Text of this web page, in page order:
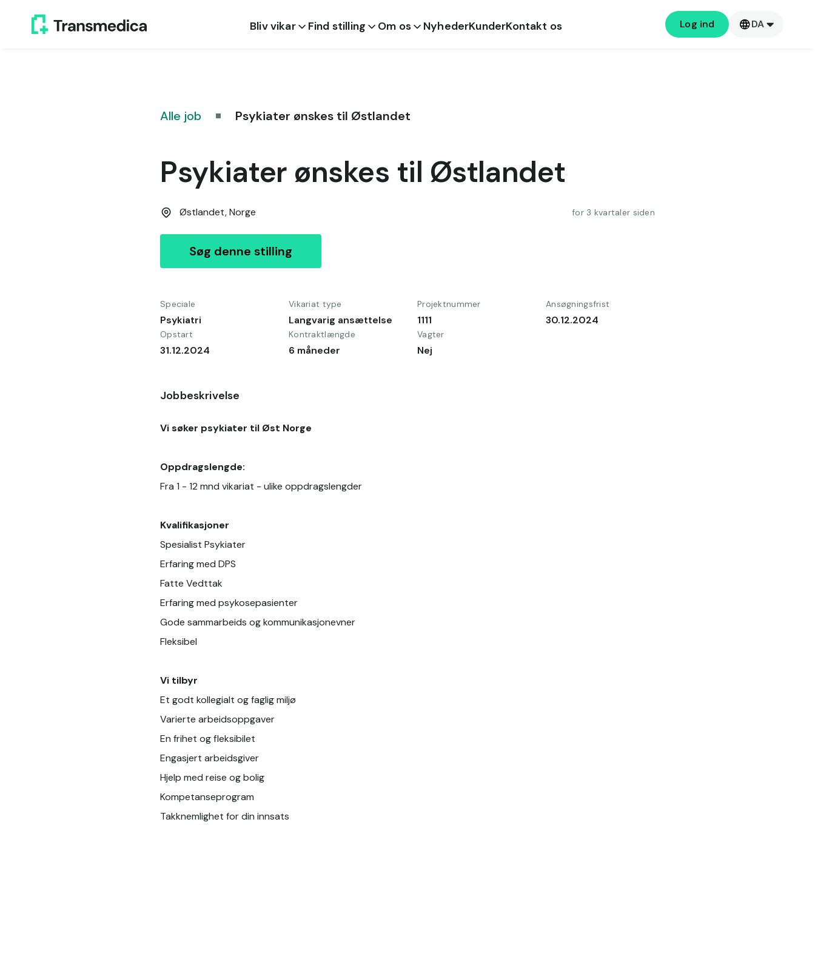
Bliv vikar Find stilling Om os NyhederKunderKontakt os Log ind DA
Alle job Psykiater ønskes til Østlandet
Psykiater ønskes til Østlandet
Østlandet,Norge for 3 kvartaler siden
Søg denne stilling
Speciale
Psykiatri
Vikariat type
Langvarig ansættelse
Projektnummer
1111
Ansøgningsfrist
30.12.2024
Opstart
31.12.2024
Kontraktlængde
6 måneder
Vagter
Nej
Jobbeskrivelse
Vi søker psykiater til Øst Norge
Oppdragslengde:
Fra 1 - 12 mnd vikariat - ulike oppdragslengder
Kvalifikasjoner
Spesialist Psykiater
Erfaring med DPS
Fatte Vedttak
Erfaring med psykosepasienter
Gode sammarbeids og kommunikasjonevner
Fleksibel
Vi tilbyr
Et godt kollegialt og faglig miljø
Varierte arbeidsoppgaver
En frihet og fleksibilet
Engasjert arbeidsgiver
Hjelp med reise og bolig
Kompetanseprogram
Takknemlighet for din innsats